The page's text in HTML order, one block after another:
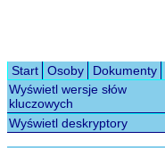
Start Osoby Dokumenty
Wyświetl wersje słów
kluczowych
Wyświetl deskryptory